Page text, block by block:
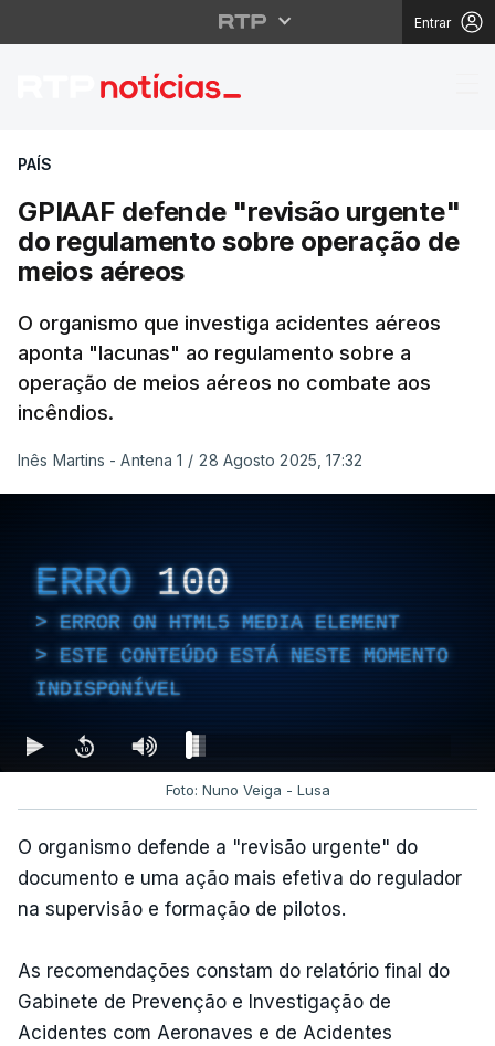
Entrar
GPIAAF defende
PAÍS
GPIAAF defende "revisão urgente"
do regulamento sobre operação de
meios aéreos
O organismo que investiga acidentes aéreos
aponta "lacunas" ao regulamento sobre a
operação de meios aéreos no combate aos
incêndios.
Inês Martins - Antena 1 / 28 Agosto 2025, 17:32
ERRO 100
ERROR ON HTML5 MEDIA ELEMENT
ESTE CONTEÚDO ESTÁ NESTE MOMENTO
INDISPONÍVEL
Foto: Nuno Veiga - Lusa
O organismo defende a "revisão urgente" do
documento e uma ação mais efetiva do regulador
na supervisão e formação de pilotos.
As recomendações constam do relatório final do
Gabinete de Prevenção e Investigação de
Acidentes com Aeronaves e de Acidentes